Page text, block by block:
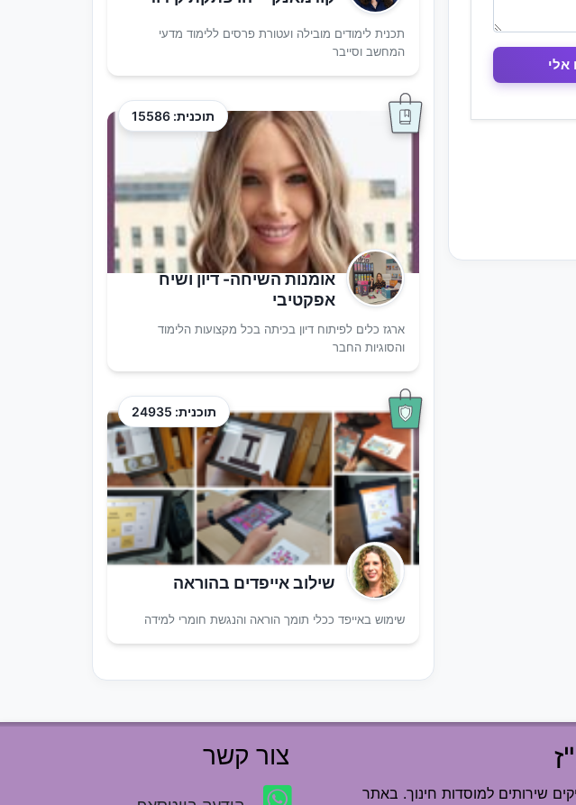
תכנית לימודים מובילה ועטורת פרסים ללימוד מדעי
המחשב וסייבר
תוכנית: 15586
אומנות השיחה- דיון ושיח
אפקטיבי
ארגז כלים לפיתוח דיון בכיתה בכל מקצועות הלימוד
והסוגיות החבר
תוכנית: 24935
שילוב אייפדים בהוראה
שימוש באייפד ככלי תומך הוראה והנגשת חומרי למידה
שירותים למוסדות חינוך. באתר
צור קשר